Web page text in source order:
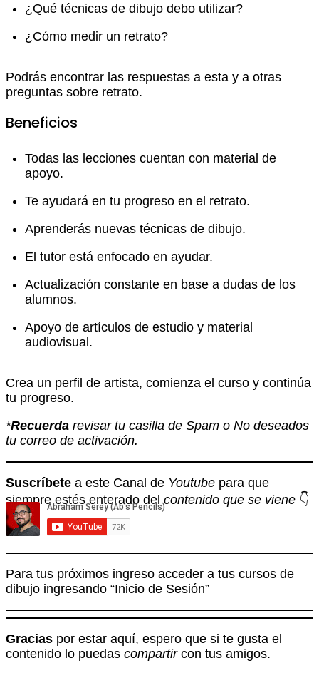
¿Qué técnicas de dibujo debo utilizar?
¿Cómo medir un retrato?
Podrás encontrar las respuestas a esta y a otras
preguntas sobre retrato.
Beneficios
Todas las lecciones cuentan con material de
apoyo.
Te ayudará en tu progreso en el retrato.
Aprenderás nuevas técnicas de dibujo.
El tutor está enfocado en ayudar.
Actualización constante en base a dudas de los
alumnos.
Apoyo de artículos de estudio y material
audiovisual.
Crea un perfil de artista, comienza el curso y continúa
tu progreso.
*Recuerda revisar tu casilla de Spam o No deseados
tu correo de activación.
Suscríbete a este Canal de Youtube para que
siempre estés enterado delcontenido que se viene 👇
Para tus próximos ingreso acceder a tus cursos de
dibujo ingresando “Inicio de Sesión”
Gracias por estar aquí, espero que si te gusta el
contenido lo puedas compartircon tus amigos.